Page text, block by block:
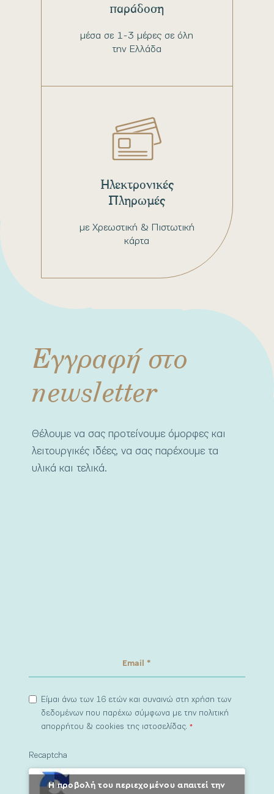
μέσα σε 1-3 μέρες σε όλη
την Ελλάδα
παράδοση
με Χρεωστική & Πιστωτική
κάρτα
Ηλεκτρονικές
Πληρωμές
Εγγραφή στο
newsletter
Θέλουμε να σας προτείνουμε όμορφες και
λειτουργικές ιδέες, να σας παρέχουμε τα
υλικά και τελικά.
Είμαι άνω των 16 ετών και συναινώ στη χρήση των
δεδομένων που παρέχω σύμφωνα με την πολιτική
απορρήτου & cookies της ιστοσελίδας.*
Recaptcha
Η προβολή του περιεχομένου απαιτεί την